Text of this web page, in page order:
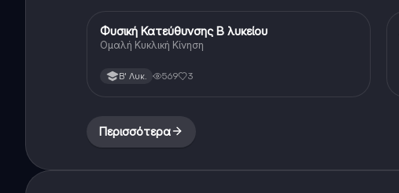
Φυσική (Θετ.)
Φυσική Κατεύθυνσης Β λυκείου
Ομαλή Κυκλική Κίνηση
Β' Λυκ. 569 3
Περισσότερα